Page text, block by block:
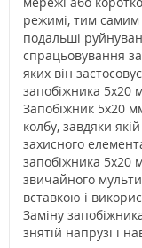
режимі, тим
подальші
спрацьовування
яких він
запобіжника 5х20
Запобіжник 5х20
колбу, завдяки
захисного
запобіжника 5х20
звичайного
вставкою і
Заміну
знятій напрузі і